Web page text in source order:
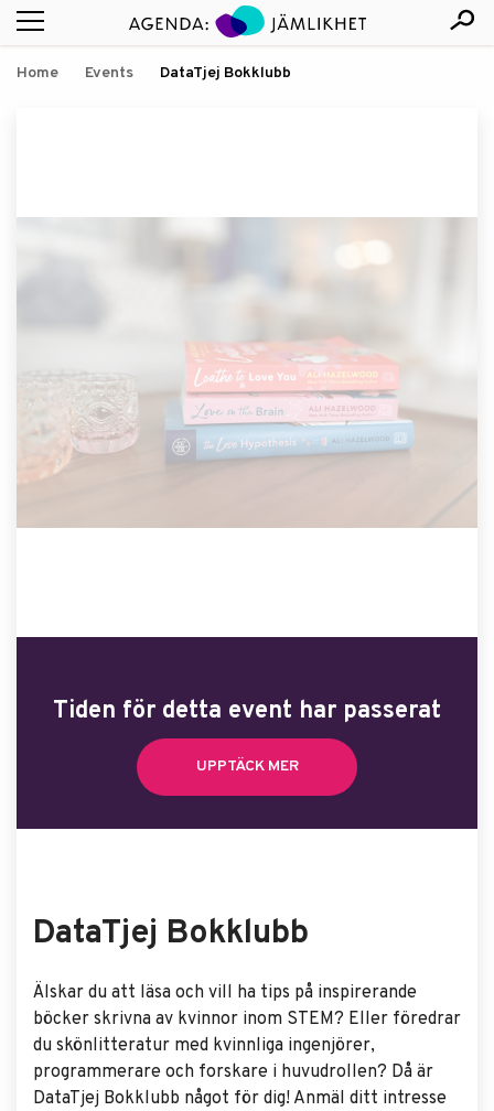
Home Events DataTjej Bokklubb
Tiden för detta event har passerat
UPPTÄCK MER
DataTjej Bokklubb
Älskar du att läsa och vill ha tips på inspirerande
böcker skrivna av kvinnor inom STEM? Eller föredrar
du skönlitteratur med kvinnliga ingenjörer,
programmerare och forskare i huvudrollen? Då är
DataTjej Bokklubb något för dig! Anmäl ditt intresse